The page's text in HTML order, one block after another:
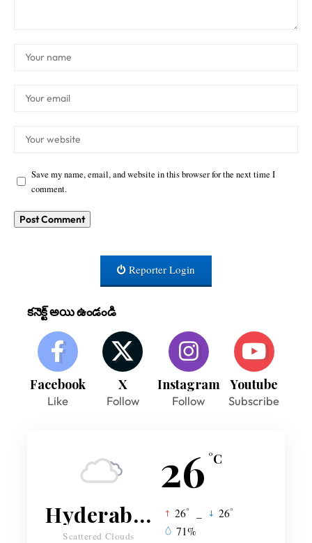
Save my name, email, and website in this browser for the next time I
comment.
Reporter Login
కనెక్ట్ అయి ఉండండి
Facebook
Like
X
Follow
Instagram
Follow
Youtube
Subscribe
26 °C
Hyderabad
Scattered Clouds
26° 26°
71%